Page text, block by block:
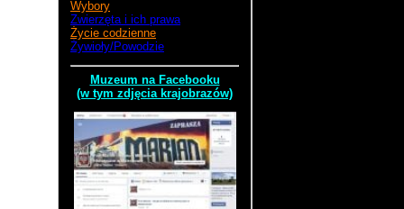
Wybory
Zwierzęta i ich prawa
Życie codzienne
Żywioły/Powodzie
Muzeum na Facebooku
(w tym zdjęcia krajobrazów)